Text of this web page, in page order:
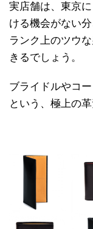
実店舗は、東京
ける機会がない
ランク上のツウ
きるでしょう。
ブライドルやコ
という、極上の